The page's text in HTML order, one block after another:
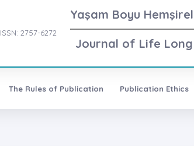
ISSN: 2757-6272
Yaşam Boyu
Journal of Life
The Rules of Publication Publication Ethics